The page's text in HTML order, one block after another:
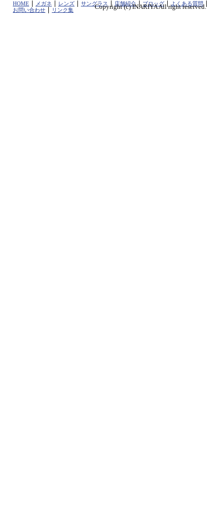
HOME メガネ レンズ サングラス 店舗紹介 ブロッグ
よくある質問
お問い合わせ
リンク集 Copyright (c) INARIYA All right reserved.